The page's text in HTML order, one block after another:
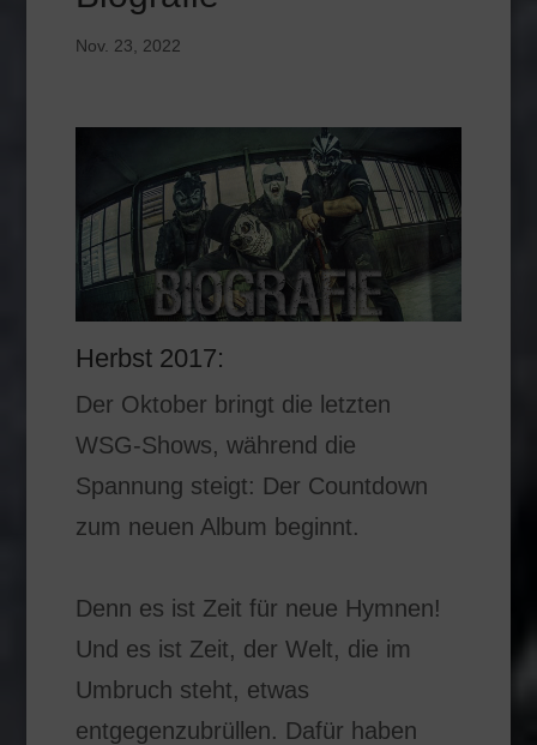
Nov. 23, 2022
Herbst 2017:
Der Oktober bringt die letzten
WSG-Shows, während die
Spannung steigt: Der Countdown
zum neuen Album beginnt.
Denn es ist Zeit für neue Hymnen!
Und es ist Zeit, der Welt, die im
Umbruch steht, etwas
entgegenzubrüllen. Dafür haben